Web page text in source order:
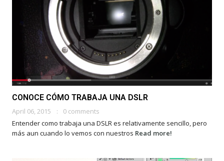
CONOCE CÓMO TRABAJA UNA DSLR
April 06, 2015
0 comments
Entender como trabaja una DSLR es relativamente sencillo, pero
más aun cuando lo vemos con nuestros Read more!